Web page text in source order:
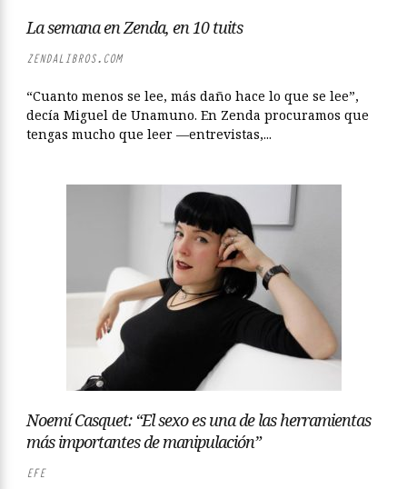
La semana en Zenda, en 10 tuits
ZENDALIBROS.COM
“Cuanto menos se lee, más daño hace lo que se lee”,
decía Miguel de Unamuno. En Zenda procuramos que
tengas mucho que leer —entrevistas,...
Noemí Casquet: “El sexo es una de las herramientas
más importantes de manipulación”
EFE